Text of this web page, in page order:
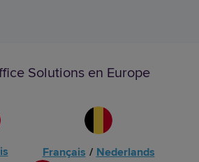
Solutions en Europe
Français / Nederlands